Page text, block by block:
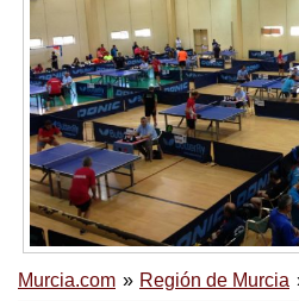
Murcia.com Región de Murcia